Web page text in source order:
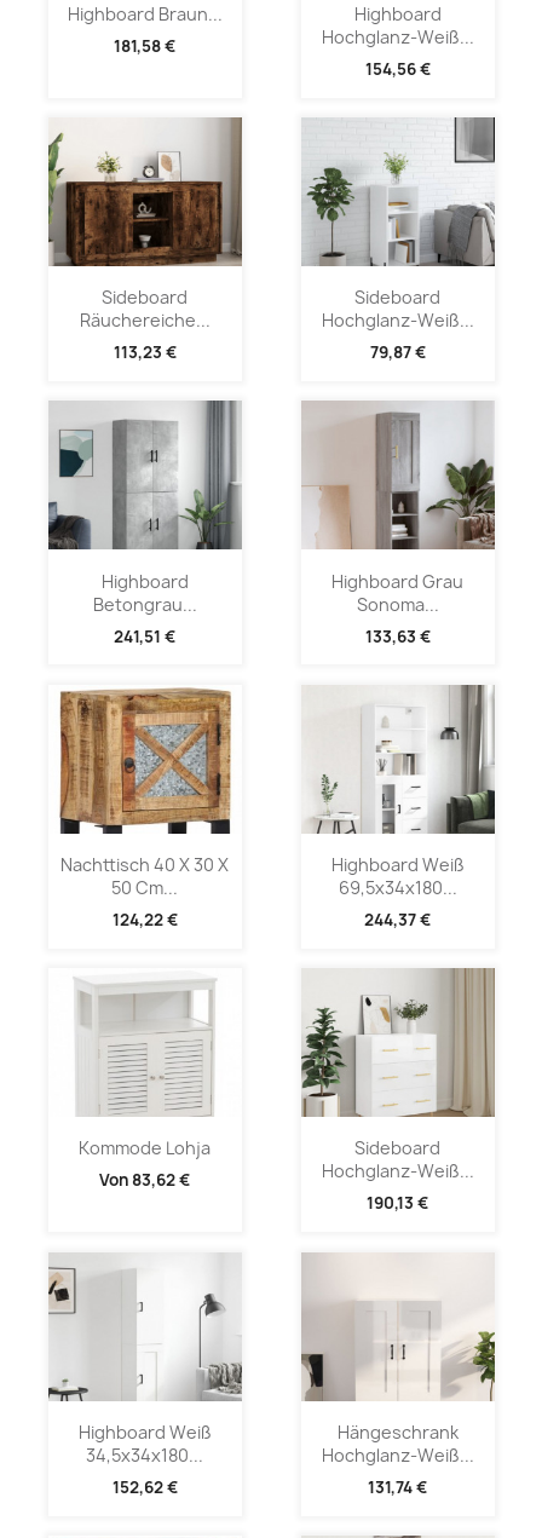
Highboard Braun...
181,58 €
Highboard
Hochglanz-Weiß...
154,56 €
Sideboard
Räuchereiche...
113,23 €
Sideboard
Hochglanz-Weiß...
79,87 €
Highboard
Betongrau...
241,51 €
Highboard Grau
Sonoma...
133,63 €
Nachttisch 40 X 30 X
50 Cm...
124,22 €
Highboard Weiß
69,5x34x180...
244,37 €
Kommode Lohja
Von 83,62 €
Sideboard
Hochglanz-Weiß...
190,13 €
Highboard Weiß
34,5x34x180...
152,62 €
Hängeschrank
Hochglanz-Weiß...
131,74 €